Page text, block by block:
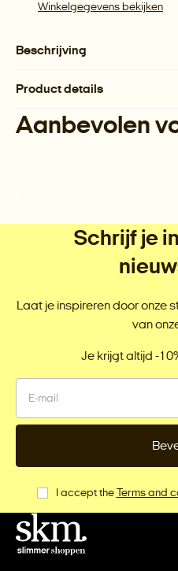
Winkelgegevens bekijken
Beschrijving
Product details
Aanbevolen
Schrijf je
Laat je inspireren door onze
van
Je krijgt altijd -
I accept the Terms and